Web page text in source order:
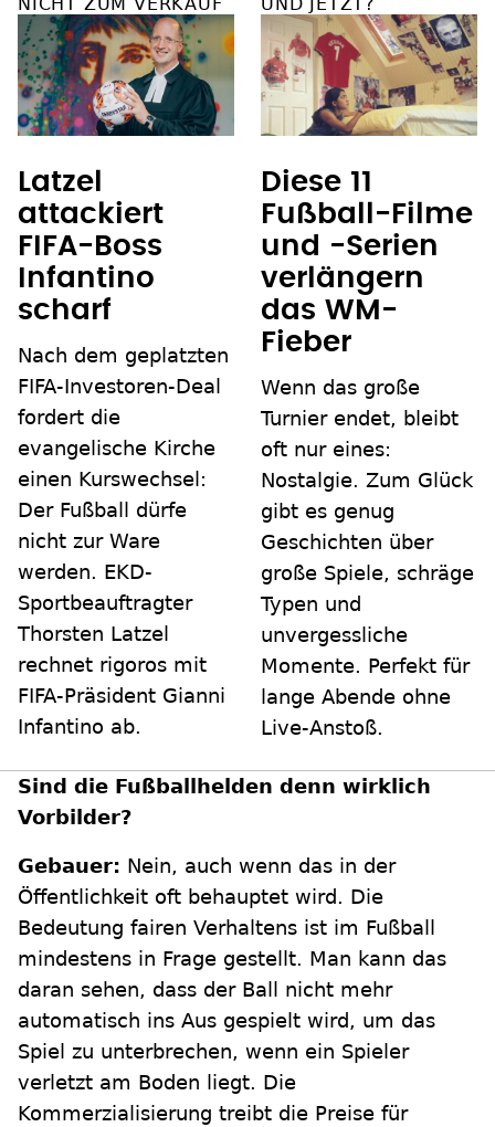
Latzel
attackiert
FIFA-Boss
Infantino
scharf
Nach dem geplatzten
FIFA-Investoren-Deal
fordert die
evangelische Kirche
einen Kurswechsel:
Der Fußball dürfe
nicht zur Ware
werden. EKD-
Sportbeauftragter
Thorsten Latzel
rechnet rigoros mit
FIFA-Präsident Gianni
Infantino ab.
Diese 11
Fußball-Filme
und -Serien
verlängern
das WM-
Fieber
Wenn das große
Turnier endet, bleibt
oft nur eines:
Nostalgie. Zum Glück
gibt es genug
Geschichten über
große Spiele, schräge
Typen und
unvergessliche
Momente. Perfekt für
lange Abende ohne
Live-Anstoß.
Sind die Fußballhelden denn wirklich
Vorbilder?
Gebauer: Nein, auch wenn das in der
Öffentlichkeit oft behauptet wird. Die
Bedeutung fairen Verhaltens ist im Fußball
mindestens in Frage gestellt. Man kann das
daran sehen, dass der Ball nicht mehr
automatisch ins Aus gespielt wird, um das
Spiel zu unterbrechen, wenn ein Spieler
verletzt am Boden liegt. Die
Kommerzialisierung treibt die Preise für